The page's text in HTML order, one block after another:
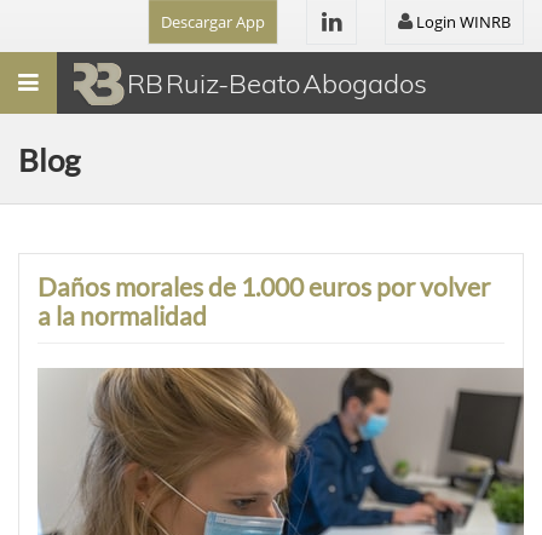
Descargar App Login WINRB
Menú RB Ruiz-Beato Abogados
Blog
Daños morales de 1.000 euros por volver
a la normalidad